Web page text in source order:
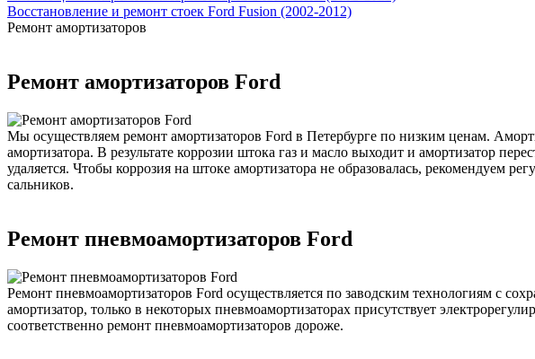
Восстановление и ремонт стоек Ford Fusion (2002-2012)
Ремонт амортизаторов
Ремонт амортизаторов Ford
Мы осуществляем ремонт амортизаторов Ford в Петербурге по низким ценам.
амортизатора. В результате коррозии штока газ и масло выходит и амортизатор
удаляется. Чтобы коррозия на штоке амортизатора не образовалась, рекомендуем
сальников.
Ремонт пневмоамортизаторов Ford
Ремонт пневмоамортизаторов Ford осуществляется по заводским технологиям с
амортизатор, только в некоторых пневмоамортизаторах присутствует
соответственно ремонт пневмоамортизаторов дороже.